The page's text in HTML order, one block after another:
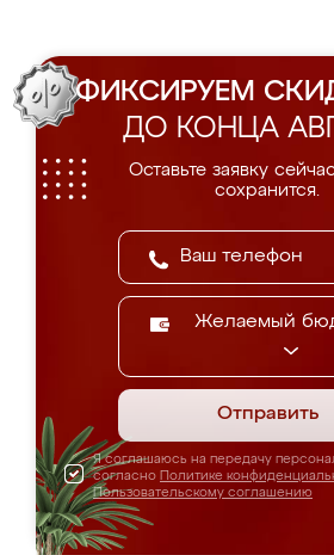
ФИКСИРУЕМ
ДО КОНЦА
Оставьте заявку
сохранится.
Желаемый
Отправить
Я соглашаюсь на передачу
согласно Политике
Пользовательскому соглашению